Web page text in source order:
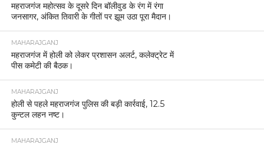
महराजगंज महोत्सव के दूसरे दिन बॉलीवुड के रंग में रंगा
जनसागर, अंकित तिवारी के गीतों पर झूम उठा पूरा मैदान।
MAHARAJGANJ
महराजगंज में होली को लेकर प्रशासन अलर्ट, कलेक्ट्रेट में
पीस कमेटी की बैठक।
MAHARAJGANJ
होली से पहले महराजगंज पुलिस की बड़ी कार्रवाई, 12.5
कुन्टल लहन नष्ट।
MAHARAJGANJ